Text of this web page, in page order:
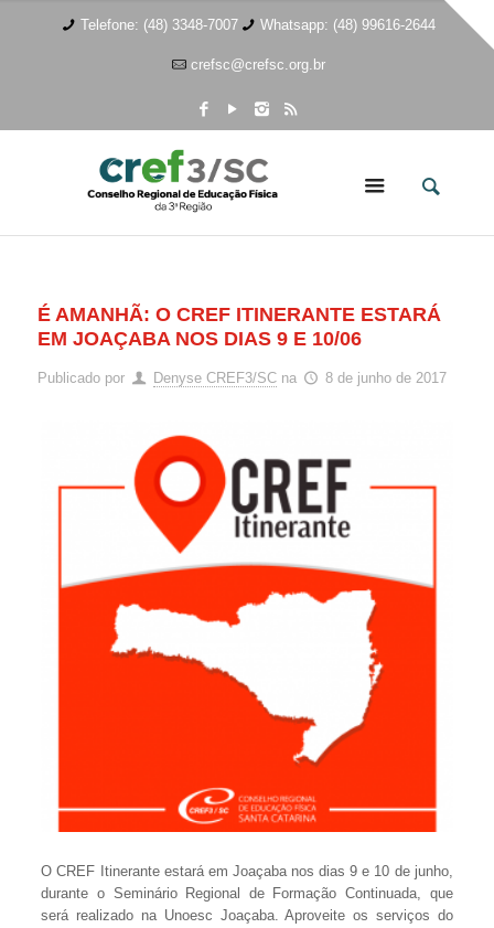
Telefone: (48) 3348-7007 Whatsapp: (48) 99616-2644
crefsc@crefsc.org.br
É AMANHÃ: O CREF ITINERANTE ESTARÁ
EM JOAÇABA NOS DIAS 9 E 10/06
Publicado por Denyse CREF3/SC na 8 de junho de 2017
O CREF Itinerante estará em Joaçaba nos dias 9 e 10 de junho,
durante o Seminário Regional de Formação Continuada, que
será realizado na Unoesc Joaçaba. Aproveite os serviços do